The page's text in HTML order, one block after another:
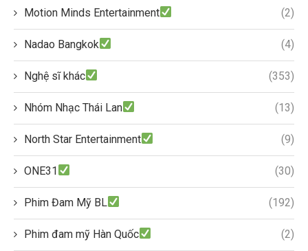
Motion Minds Entertainment (2)
Nadao Bangkok (4)
Nghệ sĩ khác (353)
Nhóm Nhạc Thái Lan (13)
North Star Entertainment (9)
ONE31 (30)
Phim Đam Mỹ BL (192)
Phim đam mỹ Hàn Quốc (2)